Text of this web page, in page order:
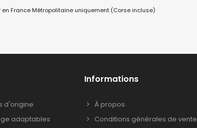
en France Métropolitaine uniquement (Corse incluse)
d'origine
adaptables
Informations
À propos
Conditions générales de vente